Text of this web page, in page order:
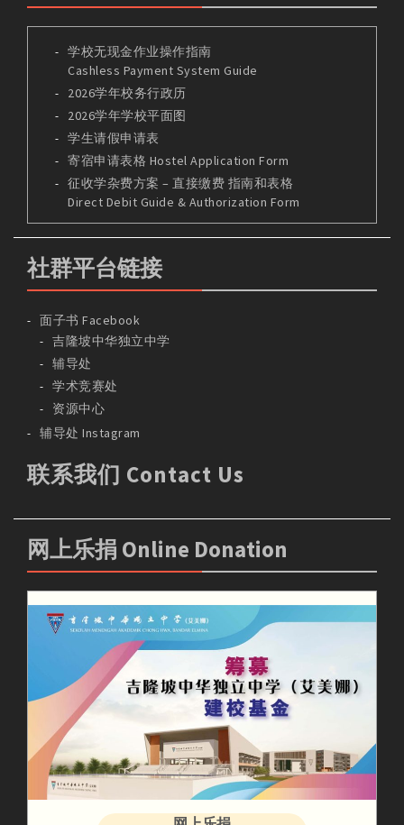
学校无现金作业操作指南
Cashless Payment System Guide
2026学年校务行政历
2026学年学校平面图
学生请假申请表
寄宿申请表格 Hostel Application Form
征收学杂费方案 – 直接缴费 指南和表格
Direct Debit Guide & Authorization Form
社群平台链接
面子书 Facebook
吉隆坡中华独立中学
辅导处
学术竞赛处
资源中心
辅导处 Instagram
联系我们 Contact Us
网上乐捐 Online Donation